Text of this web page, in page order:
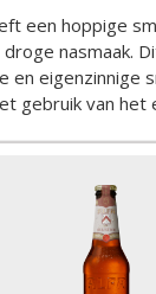
een hoppige
nasmaak.
en eigenzinnige
gebruik van het